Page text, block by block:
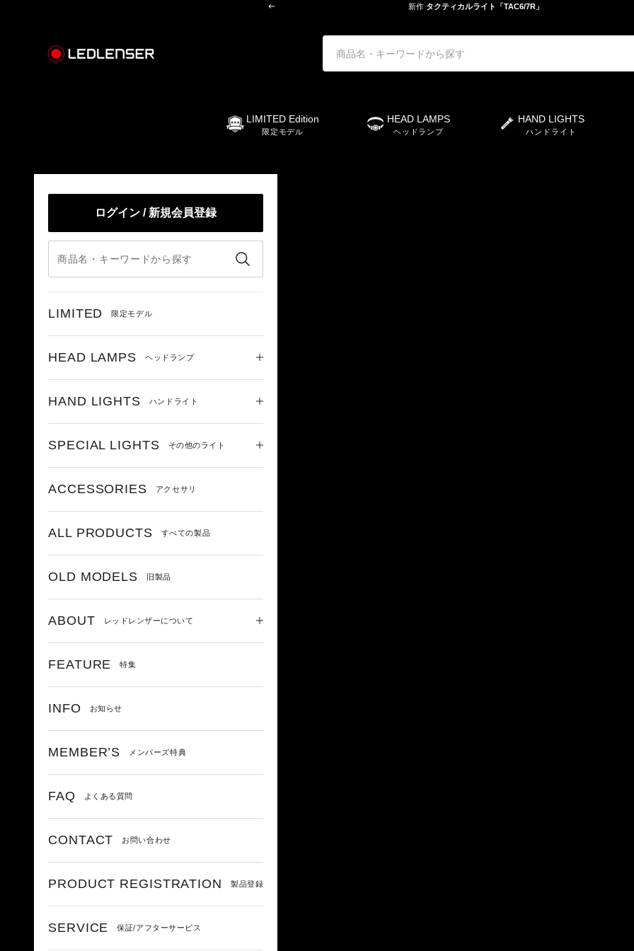
前へ 新作タクティカルライト「TAC6/7R」
LIMITED Edition
限定モデル
HEAD LAMPS
ヘッドランプ
HAND LIGHTS
ハンドライト
ログイン / 新規会員登録
LIMITED 限定モデル
HEAD LAMPS ヘッドランプ
HAND LIGHTS ハンドライト
SPECIAL LIGHTS その他のライト
ACCESSORIES アクセサリ
ALL PRODUCTS すべての製品
OLD MODELS 旧製品
ABOUT レッドレンザーについて
FEATURE 特集
INFO お知らせ
MEMBER’S メンバーズ特典
FAQ よくある質問
CONTACT お問い合わせ
PRODUCT REGISTRATION 製品登録
SERVICE 保証/アフターサービス